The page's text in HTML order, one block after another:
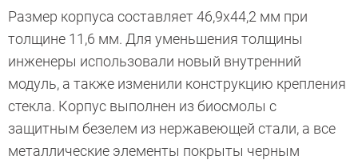
Размер корпуса составляет 46,9х44,2 мм при
толщине 11,6 мм. Для уменьшения толщины
инженеры использовали новый внутренний
модуль, а также изменили конструкцию крепления
стекла. Корпус выполнен из биосмолы с
защитным безелем из нержавеющей стали, а все
металлические элементы покрыты черным